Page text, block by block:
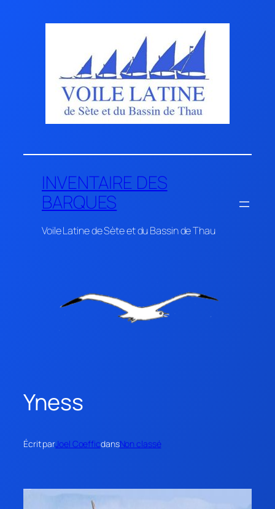
INVENTAIRE DES
BARQUES
Voile Latine de Sète et du Bassin de Thau
Yness
Écrit parJoel CoefficdansNon classé